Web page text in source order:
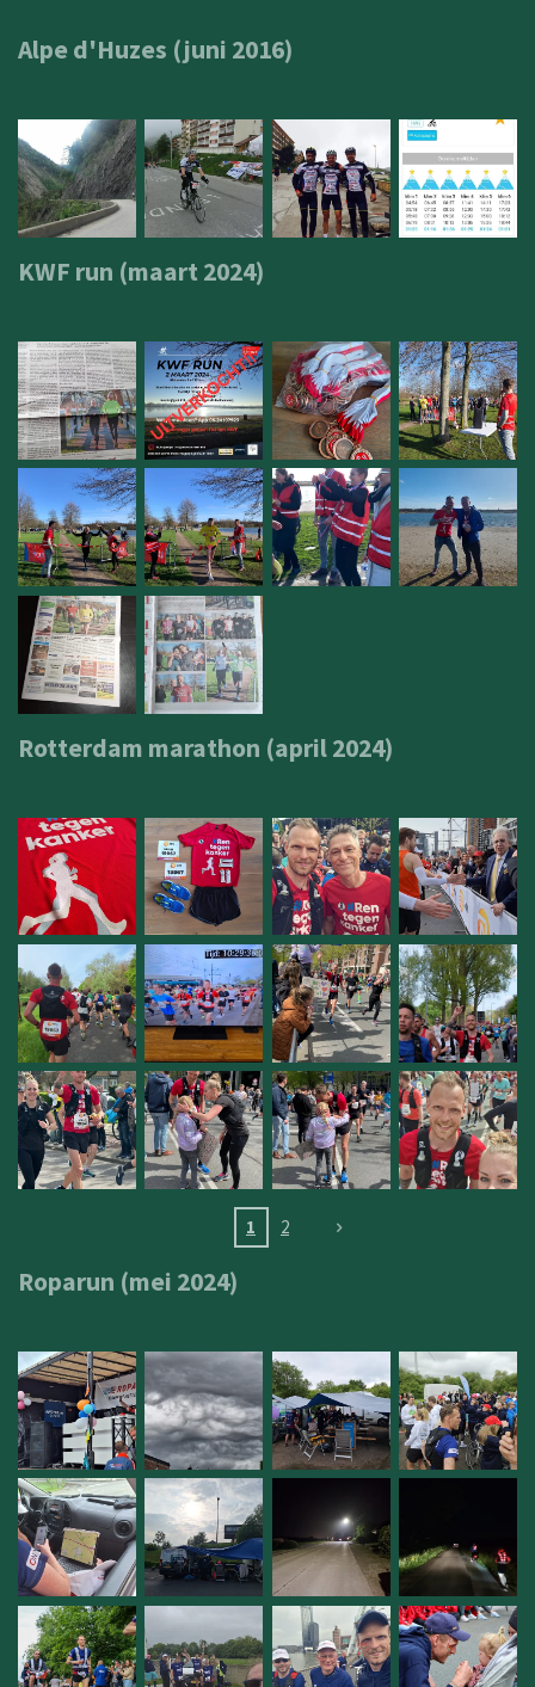
Alpe d'Huzes (juni 2016)
KWF run (maart 2024)
Rotterdam marathon (april 2024)
1 2
Roparun (mei 2024)